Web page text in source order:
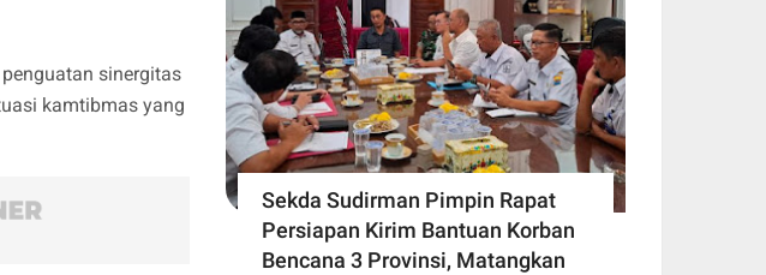
sinergitas
kamtibmas yang
Sekda Sudirman Pimpin Rapat
Persiapan Kirim Bantuan Korban
Bencana 3 Provinsi, Matangkan